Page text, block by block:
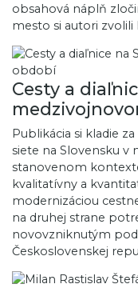
obsahová náplň
mesto si autori zvolili
Cesty a
Publikácia si kladie
siete na Slovensku
stanovenom
kvalitatívny a
modernizáciou
na druhej strane
novovzniknutým
Československej